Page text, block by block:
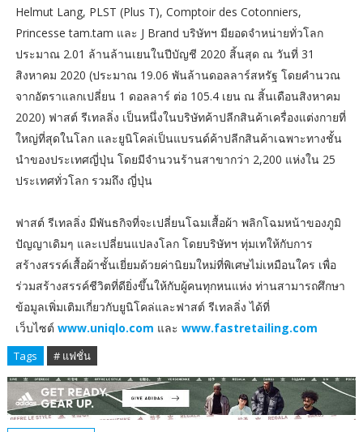
Helmut Lang, PLST (Plus T), Comptoir des Cotonniers,
Princesse tam.tam และ J Brand บริษัทฯ มียอดจำหน่ายทั่วโลก
ประมาณ 2.01 ล้านล้านเยนในปีบัญชี 2020 สิ้นสุด ณ วันที่ 31
สิงหาคม 2020 (ประมาณ 19.06 พันล้านดอลลาร์สหรัฐ โดยคำนวณ
จากอัตราแลกเปลี่ยน 1 ดอลลาร์ ต่อ 105.4 เยน ณ สิ้นเดือนสิงหาคม
2020) ฟาสต์ รีเทลลิ่ง เป็นหนึ่งในบริษัทค้าปลีกสินค้าเครื่องแต่งกายที่
ใหญ่ที่สุดในโลก และยูนิโคล่เป็นแบรนด์ค้าปลีกสินค้าเฉพาะทางชั้น
นำของประเทศญี่ปุ่น โดยมีจำนวนร้านสาขากว่า 2,200 แห่งใน 25
ประเทศทั่วโลก รวมถึง ญี่ปุ่น
ฟาสต์ รีเทลลิ่ง มีพันธกิจที่จะเปลี่ยนโฉมเสื้อผ้า พลิกโฉมหน้าของภูมิ
ปัญญาเดิมๆ และเปลี่ยนแปลงโลก โดยบริษัทฯ ทุ่มเทให้กับการ
สร้างสรรค์เสื้อผ้าชั้นเยี่ยมด้วยค่านิยมใหม่ที่พิเศษไม่เหมือนใคร เพื่อ
ร่วมสร้างสรรค์ชีวิตที่ดียิ่งขึ้นให้กับผู้คนทุกหนแห่ง ท่านสามารถศึกษา
ข้อมูลเพิ่มเติมเกี่ยวกับยูนิโคล่และฟาสต์ รีเทลลิ่ง ได้ที่
เว็บไซต์ www.uniqlo.com และ www.fastretailing.com
Tags # แฟชั่น